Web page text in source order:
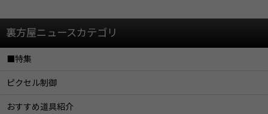
裏方屋ニュースカテゴリ
■特集
ピクセル制御
おすすめ道具紹介